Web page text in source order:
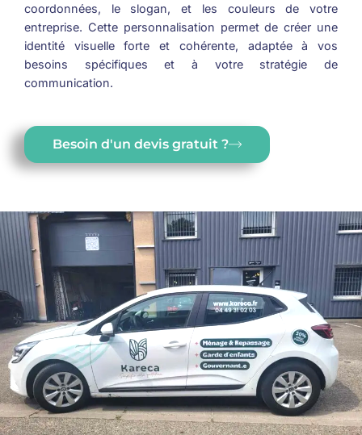
coordonnées, le slogan, et les couleurs de votre
entreprise. Cette personnalisation permet de créer une
identité visuelle forte et cohérente, adaptée à vos
besoins spécifiques et à votre stratégie de
communication.
Besoin d'un devis gratuit ?